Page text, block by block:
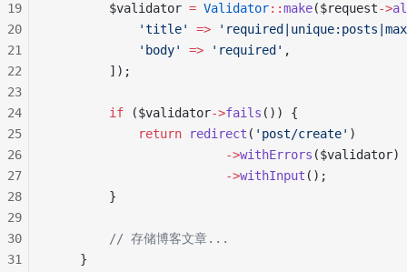
        $validator
= Validator::make($request->
            'title'
=>
            'body'
=> 'required' ,
        ]);
        if
($validator->fails ()) {
            return
redirect ( 'post/create' )
                        ->
withErrors ($validator)
                        ->
withInput ();
        }
        // 存储博客文章...
    }
19
20
21
22
23
24
25
26
27
28
29
30
31